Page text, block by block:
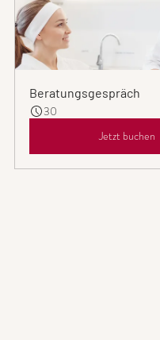
Beratungsgespräch
30
Jetzt buchen